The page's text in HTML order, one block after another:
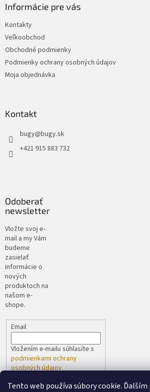
Tento web používa súbory cookie.
Informácie pre vás
Kontakty
Veľkoobchod
Obchodné podmienky
Podmienky ochrany osobných údajov
Moja objednávka
Kontakt
bugy@bugy.sk
+421 915 883 732
Odoberať
newsletter
Vložte svoj e-
mail a my Vám
budeme
zasielať
informácie o
nových
produktoch na
našom e-
shope.
Email
Vložením e-mailu súhlasíte s
podmienkami ochrany
osobných údajov